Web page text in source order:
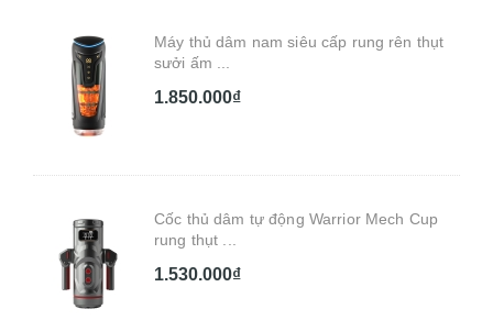
Máy thủ dâm nam siêu cấp rung rên thụt
sưởi ấm ...
1.850.000₫
Cốc thủ dâm tự động Warrior Mech Cup
rung thụt ...
1.530.000₫